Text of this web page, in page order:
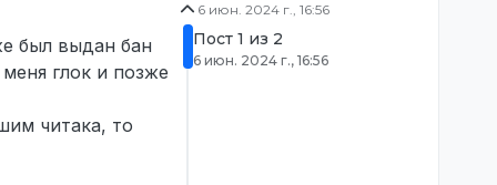
был выдан бан
глок и позже
читака, то
6 июн. 2024 г., 16:56
Пост 1 из 2
6 июн. 2024 г., 16:56